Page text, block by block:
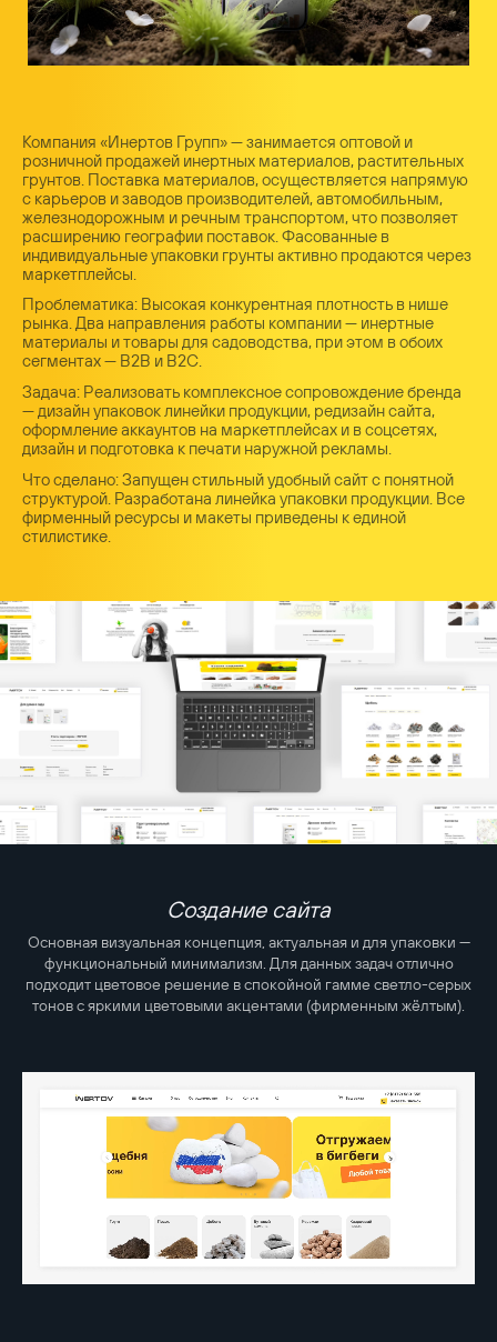
Компания «Инертов Групп» — занимается оптовой и
розничной продажей инертных материалов, растительных
грунтов. Поставка материалов, осуществляется напрямую
с карьеров и заводов производителей, автомобильным,
железнодорожным и речным транспортом, что позволяет
расширению географии поставок. Фасованные в
индивидуальные упаковки грунты активно продаются через
маркетплейсы.
Проблематика: Высокая конкурентная плотность в нише
рынка. Два направления работы компании — инертные
материалы и товары для садоводства, при этом в обоих
сегментах — B2B и B2C.
Задача: Реализовать комплексное сопровождение бренда
— дизайн упаковок линейки продукции, редизайн сайта,
оформление аккаунтов на маркетплейсах и в соцсетях,
дизайн и подготовка к печати наружной рекламы.
Что сделано: Запущен стильный удобный сайт с понятной
структурой. Разработана линейка упаковки продукции. Все
фирменный ресурсы и макеты приведены к единой
стилистике.
Создание сайта
Основная визуальная концепция, актуальная и для упаковки —
функциональный минимализм. Для данных задач отлично
подходит цветовое решение в спокойной гамме светло-серых
тонов с яркими цветовыми акцентами (фирменным жёлтым).